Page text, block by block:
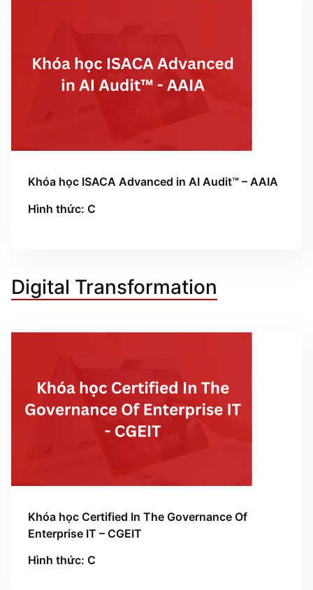
Khóa học ISACA Advanced in AI Audit™ – AAIA
Hình thức: C
Digital Transformation
Khóa học Certified In The Governance Of
Enterprise IT – CGEIT
Hình thức: C